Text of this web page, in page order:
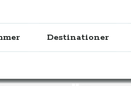
Destinationer